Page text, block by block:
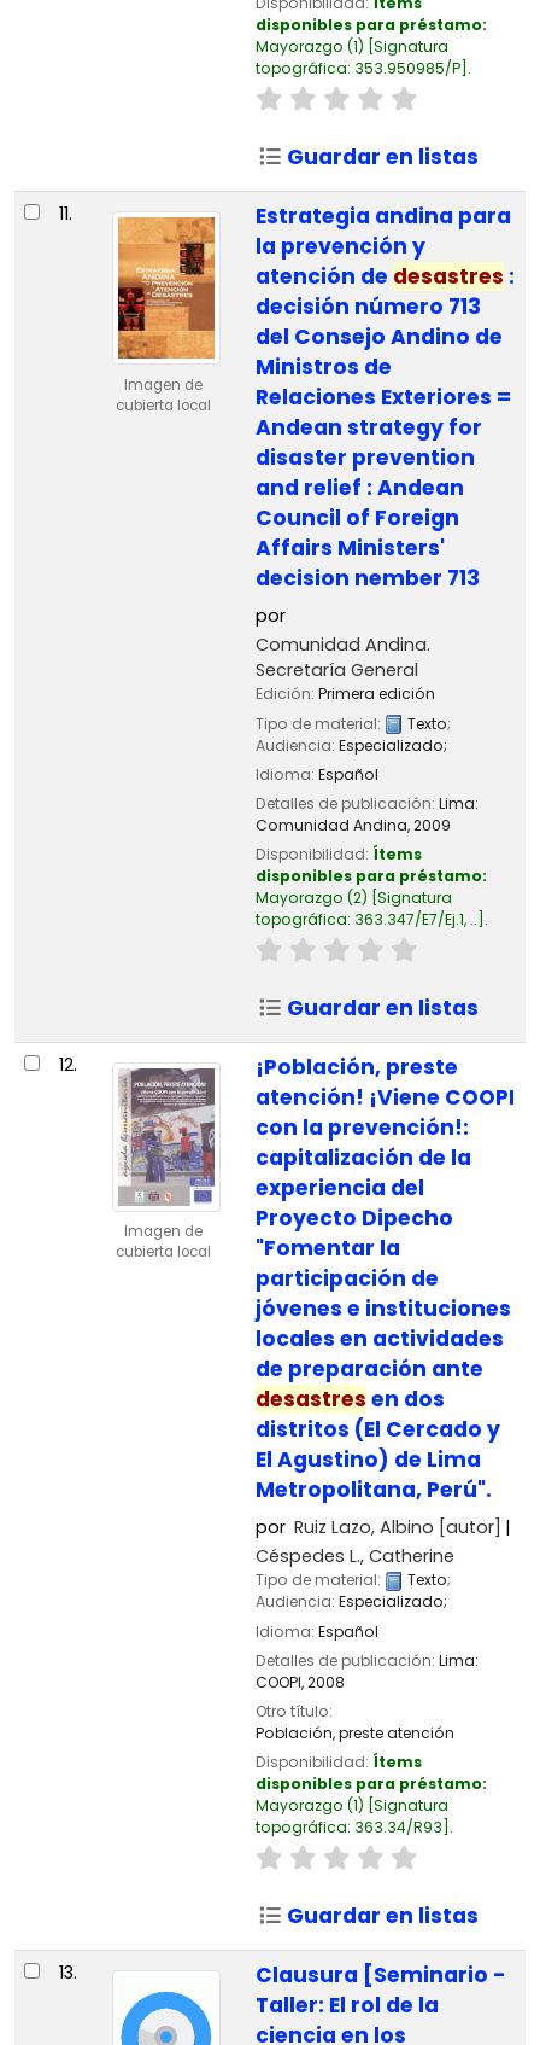
disponibles para préstamo:
Mayorazgo (1) Signatura
topográfica: 353.950985/P .
Guardar en listas
11.
Imagen de
cubierta local
Estrategia andina para
la prevención y
atención de desastres :
decisión número 713
del Consejo Andino de
Ministros de
Relaciones Exteriores =
Andean strategy for
disaster prevention
and relief : Andean
Council of Foreign
Affairs Ministers'
decision nember 713
por
Comunidad Andina.
Secretaría General
Edición: Primera edición
Tipo de material:
Texto;
Audiencia: Especializado;
Idioma: Español
Detalles de publicación: Lima:
Comunidad Andina,2009
Disponibilidad: Ítems
disponibles para préstamo:
Mayorazgo (2) Signatura
topográfica: 363.347/E7/Ej.1, .. .
Guardar en listas
12.
Imagen de
cubierta local
¡Población, preste
atención! ¡Viene COOPI
con la prevención!:
capitalización de la
experiencia del
Proyecto Dipecho
"Fomentar la
participación de
jóvenes e instituciones
locales en actividades
de preparación ante
desastres en dos
distritos (El Cercado y
El Agustino) de Lima
Metropolitana, Perú".
por Ruiz Lazo, Albino [autor]
Céspedes L., Catherine
Tipo de material: Texto;
Audiencia: Especializado;
Idioma: Español
Detalles de publicación: Lima:
COOPI,2008
Otro título:
Población, preste atención
Disponibilidad: Ítems
disponibles para préstamo:
Mayorazgo (1) Signatura
topográfica: 363.34/R93 .
Guardar en listas
13.
Clausura [Seminario -
Taller: El rol de la
ciencia en los